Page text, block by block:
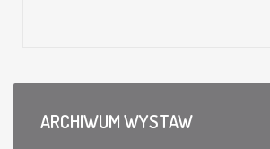
ARCHIWUMWYSTAW